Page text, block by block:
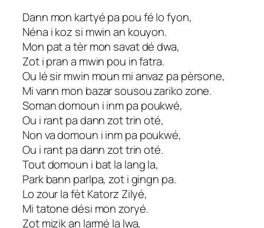
Dann mon kartyé pa pou fé lo fyon,
Néna i koz si mwin an kouyon.
Mon pat a tèr mon savat dé dwa,
Zot i pran a mwin pou in fatra.
Ou lé sir mwin moun mi anvaz pa pèrsone,
Mi vann mon bazar sousou zariko zone.
Soman domoun i inm pa poukwé,
Ou i rant pa dann zot trin oté,
Non va domoun i inm pa poukwé,
Ou i rant pa dann zot trin oté.
Tout domoun i bat la lang la,
Park bann parlpa, zot i gingn pa.
Lo zour la fèt Katorz Zilyé,
Mi tatone dési mon zoryé.
Zot mizik an larmé la lwa,